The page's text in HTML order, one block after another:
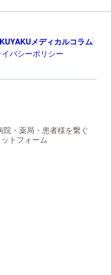
メディカルコラム
イバシーポリシー
院・薬局・患者様を繋ぐ
トフォーム